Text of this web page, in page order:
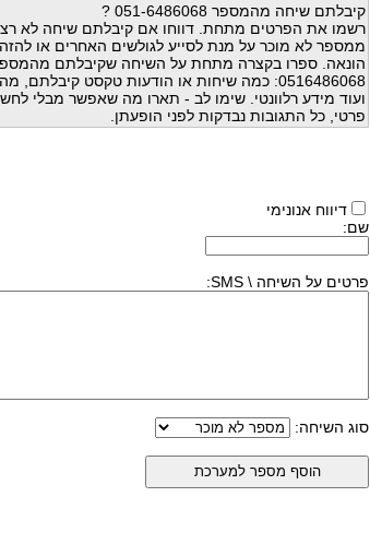
קיבלתם שיחה מהמספר 051-6486068 ?
רשמו את הפרטים מתחת. דווחו אם קיבלתם שיחה לא
ממספר לא מוכר על מנת לסייע לגולשים האחרים או
הונאה. ספרו בקצרה מתחת על השיחה שקיבלתם
0516486068: כמה שיחות או הודעות טקסט קיבלתם,
ועוד מידע רלוונטי. שימו לב - תארו מה שאפשר מבלי
פרטי, כל התגובות נבדקות לפני הופעתן.
דיווח אנונימי
שם:
פרטים על השיחה \ SMS:
סוג השיחה: